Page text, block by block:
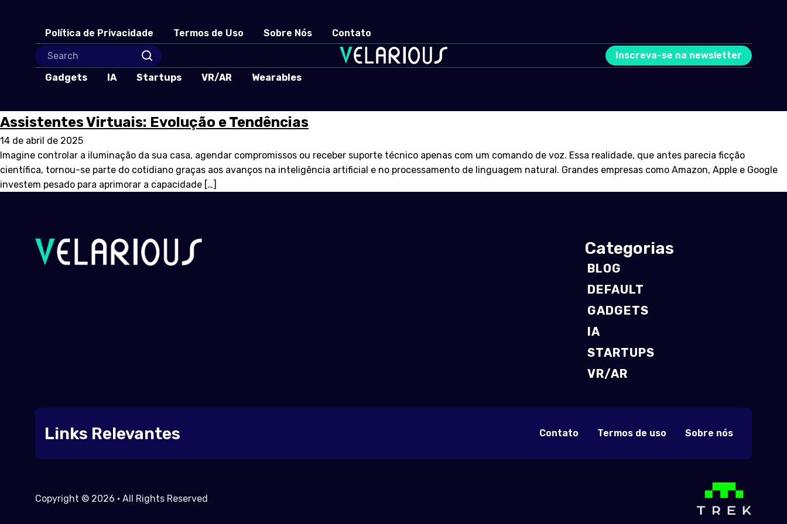
Política de Privacidade Termos de Uso Sobre Nós
Contato
Inscreva-se na newsletter
Gadgets
IA Startups VR/AR Wearables
Assistentes Virtuais: Evolução e Tendências
14 de abril de 2025
Imagine controlar a iluminação da sua casa, agendar compromissos ou receber suporte técnico apenas com um comando de voz. Essa realidade, que antes parecia ficção
científica, tornou-se parte do cotidiano graças aos avanços na inteligência artificial e no processamento de linguagem natural. Grandes empresas como Amazon, Apple e Google
investem pesado para aprimorar a capacidade […]
Categorias
BLOG
DEFAULT
GADGETS
IA
STARTUPS
VR/AR
Links Relevantes Contato Termos de uso Sobre nós
Copyright © 2026 • All Rights Reserved